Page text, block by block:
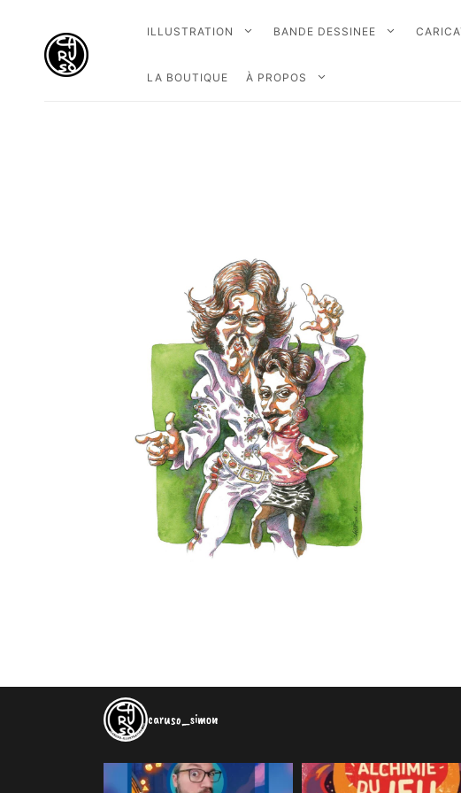
ILLUSTRATION BANDE DESSINEE
LA BOUTIQUE À PROPOS
caruso_simon